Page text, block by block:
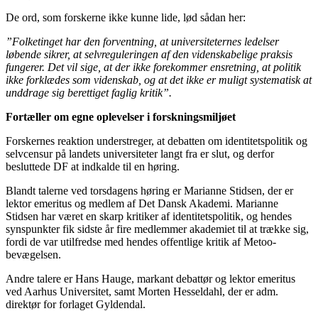
De ord, som forskerne ikke kunne lide, lød sådan her:
”Folketinget har den forventning, at universiteternes ledelser
løbende sikrer, at selvreguleringen af den videnskabelige praksis
fungerer. Det vil sige, at der ikke forekommer ensretning, at politik
ikke forklædes som videnskab, og at det ikke er muligt systematisk at
unddrage sig berettiget faglig kritik”.
Fortæller om egne oplevelser i forskningsmiljøet
Forskernes reaktion understreger, at debatten om identitetspolitik og
selvcensur på landets universiteter langt fra er slut, og derfor
besluttede DF at indkalde til en høring.
Blandt talerne ved torsdagens høring er Marianne Stidsen, der er
lektor emeritus og medlem af Det Dansk Akademi. Marianne
Stidsen har været en skarp kritiker af identitetspolitik, og hendes
synspunkter fik sidste år fire medlemmer akademiet til at trække sig,
fordi de var utilfredse med hendes offentlige kritik af Metoo-
bevægelsen.
Andre talere er Hans Hauge, markant debattør og lektor emeritus
ved Aarhus Universitet, samt Morten Hesseldahl, der er adm.
direktør for forlaget Gyldendal.